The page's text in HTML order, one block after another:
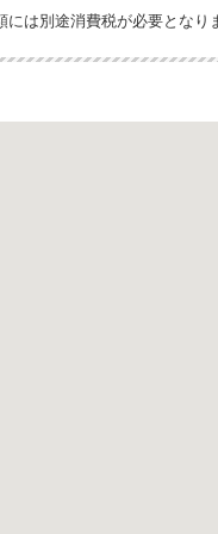
には別途消費税が必要となり